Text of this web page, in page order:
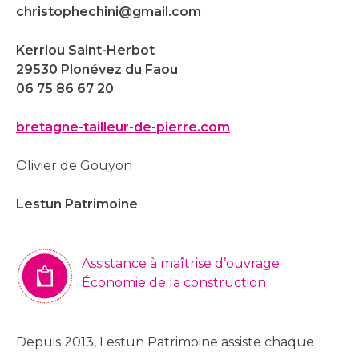
christophechini@gmail.com
Kerriou Saint-Herbot
29530 Plonévez du Faou
06 75 86 67 20
bretagne-tailleur-de-pierre.com
Olivier de Gouyon
Lestun Patrimoine
Assistance à maîtrise d’ouvrage
Économie de la construction
Depuis 2013, Lestun Patrimoine assiste chaque